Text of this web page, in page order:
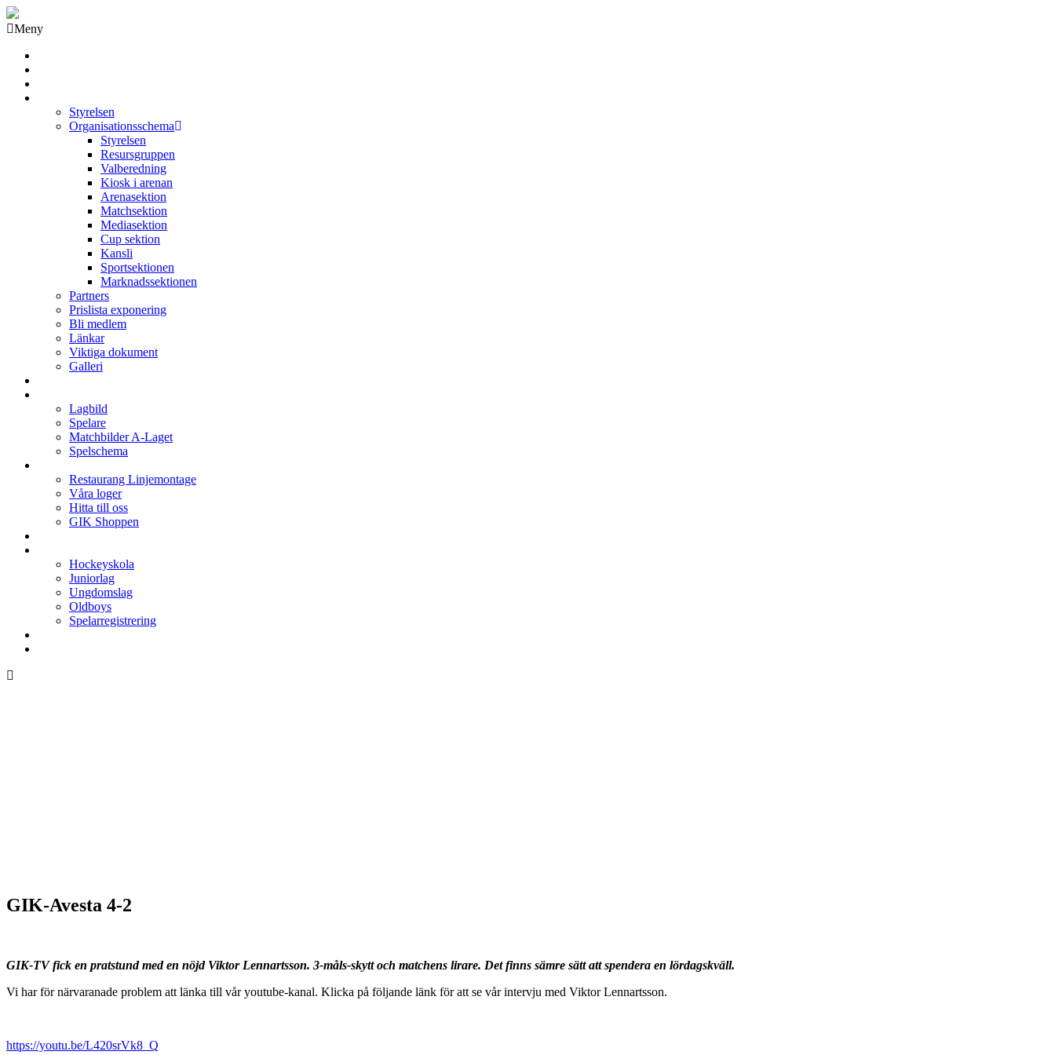
Meny
Styrelsen
Organisationsschema
Styrelsen
Resursgruppen
Valberedning
Kiosk i arenan
Arenasektion
Matchsektion
Mediasektion
Cup sektion
Kansli
Sportsektionen
Marknadssektionen
Partners
Prislista exponering
Bli medlem
Länkar
Viktiga dokument
Galleri
Lagbild
Spelare
Matchbilder A-Laget
Spelschema
Restaurang Linjemontage
Våra loger
Hitta till oss
GIK Shoppen
Hockeyskola
Juniorlag
Ungdomslag
Oldboys
Spelarregistrering
GIK-Avesta 4-2
GIK-TV fick en pratstund med en nöjd Viktor Lennartsson. 3-måls-skytt och matchens lirare. Det finns sämre sätt att spendera en lördagskväll.
Vi har för närvaranade problem att länka till vår youtube-kanal. Klicka på följande länk för att se vår intervju med Viktor Lennartsson.
https://youtu.be/L420srVk8_Q